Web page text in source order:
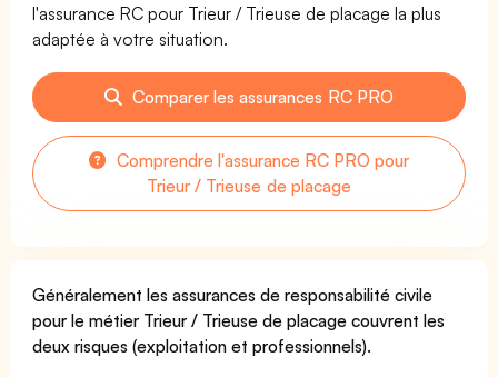
l'assurance RC pour Trieur / Trieuse de placage la plus
adaptée à votre situation.
Comparer les assurances RC PRO
Comprendre l'assurance RC PRO pour
Trieur / Trieuse de placage
Généralement les assurances de responsabilité civile
pour le métier Trieur / Trieuse de placage couvrent les
deux risques (exploitation et professionnels).